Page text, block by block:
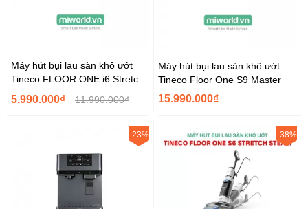
Máy hút bụi lau sàn khô ướt
Tineco FLOOR ONE i6 Stretch
Plus 2
5.990.000₫ 11.990.000₫
Máy hút bụi lau sàn khô ướt
Tineco Floor One S9 Master
15.990.000₫
-23% -38%